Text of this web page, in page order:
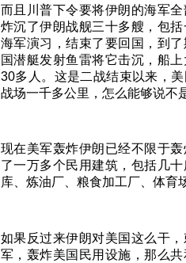
而且川普下令要将伊朗的海军
炸沉了伊朗战舰三十多艘，包
海军演习，结束了要回国，到
国潜艇发射鱼雷将它击沉，船
30多人。这是二战结束以来，
战场一千多公里，怎么能够说不
现在美军轰炸伊朗已经不限于
了一万多个民用建筑，包括几
库、炼油厂、粮食加工厂、体育
如果反过来伊朗对美国这么干
军，轰炸美国民用设施，那么